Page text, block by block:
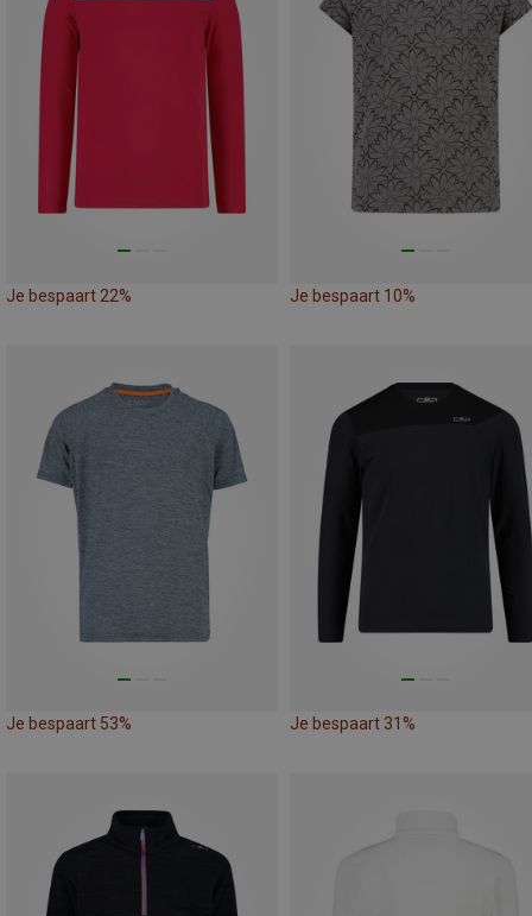
Je bespaart 22% Je bespaart 10%
Je bespaart 53% Je bespaart 31%